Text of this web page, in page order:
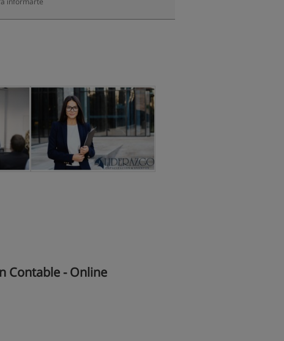
Contable - Online